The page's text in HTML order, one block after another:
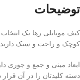
توضیحات
کیف موبایلی رها یک
کوچک و راحت و سبک دارید
ابعاد مینی و جمع و جوری
دسته کلیدتان را در آن قرار